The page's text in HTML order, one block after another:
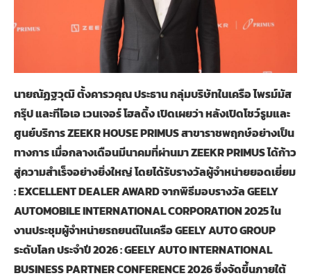
นายณัฏฐวุฒิ ตั้งคารวคุณ ประธาน กลุ่มบริษัทในเครือ ไพรม์มัส
กรุ๊ป และทีโอเอ เวนเจอร์ โฮลดิ้ง เปิดเผยว่า หลังเปิดโชว์รูมและ
ศูนย์บริการ ZEEKR HOUSE PRIMUS สาขาราชพฤกษ์อย่างเป็น
ทางการ เมื่อกลางเดือนมีนาคมที่ผ่านมา ZEEKR PRIMUS ได้ก้าว
สู่ความสำเร็จอย่างยิ่งใหญ่ โดยได้รับรางวัลผู้จำหน่ายยอดเยี่ยม
: EXCELLENT DEALER AWARD จากพิธีมอบรางวัล GEELY
AUTOMOBILE INTERNATIONAL CORPORATION 2025 ใน
งานประชุมผู้จำหน่ายรถยนต์ในเครือ GEELY AUTO GROUP
ระดับโลก ประจำปี 2026 : GEELY AUTO INTERNATIONAL
BUSINESS PARTNER CONFERENCE 2026 ซึ่งจัดขึ้นภายใต้